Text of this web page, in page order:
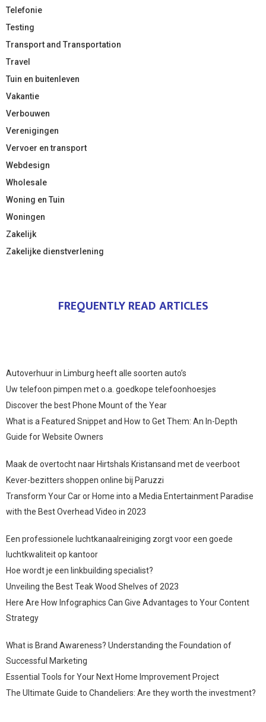
Telefonie
Testing
Transport and Transportation
Travel
Tuin en buitenleven
Vakantie
Verbouwen
Verenigingen
Vervoer en transport
Webdesign
Wholesale
Woning en Tuin
Woningen
Zakelijk
Zakelijke dienstverlening
FREQUENTLY READ ARTICLES
Autoverhuur in Limburg heeft alle soorten auto’s
Uw telefoon pimpen met o.a. goedkope telefoonhoesjes
Discover the best Phone Mount of the Year
What is a Featured Snippet and How to Get Them: An In-Depth
Guide for Website Owners
Maak de overtocht naar Hirtshals Kristansand met de veerboot
Kever-bezitters shoppen online bij Paruzzi
Transform Your Car or Home into a Media Entertainment Paradise
with the Best Overhead Video in 2023
Een professionele luchtkanaalreiniging zorgt voor een goede
luchtkwaliteit op kantoor
Hoe wordt je een linkbuilding specialist?
Unveiling the Best Teak Wood Shelves of 2023
Here Are How Infographics Can Give Advantages to Your Content
Strategy
What is Brand Awareness? Understanding the Foundation of
Successful Marketing
Essential Tools for Your Next Home Improvement Project
The Ultimate Guide to Chandeliers: Are they worth the investment?